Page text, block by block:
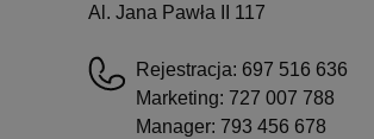
Al. Jana Pawła II 117
Rejestracja: 697 516 636
Marketing: 727 007 788
Manager: 793 456 678